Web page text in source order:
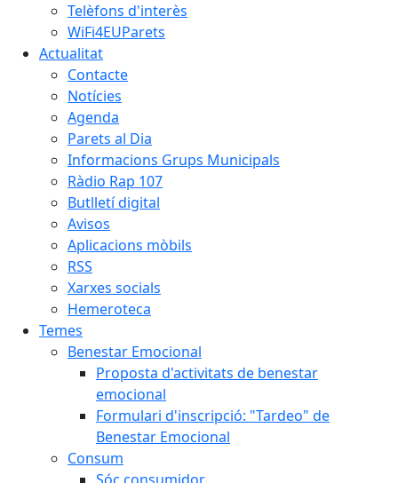
Telèfons d'interès
WiFi4EUParets
Actualitat
Contacte
Notícies
Agenda
Parets al Dia
Informacions Grups Municipals
Ràdio Rap 107
Butlletí digital
Avisos
Aplicacions mòbils
RSS
Xarxes socials
Hemeroteca
Temes
Benestar Emocional
Proposta d'activitats de benestar
emocional
Formulari d'inscripció: "Tardeo" de
Benestar Emocional
Consum